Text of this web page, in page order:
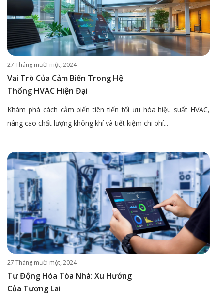
27 Tháng mười một, 2024
Vai Trò Của Cảm Biến Trong Hệ
Thống HVAC Hiện Đại
Khám phá cách cảm biến tiên tiến tối ưu hóa hiệu suất HVAC,
nâng cao chất lượng không khí và tiết kiệm chi phí...
27 Tháng mười một, 2024
Tự Động Hóa Tòa Nhà: Xu Hướng
Của Tương Lai